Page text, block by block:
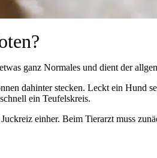
ganz Normales und dient der
dahinter stecken. Leckt ein
ein Teufelskreis.
einher. Beim Tierarzt muss